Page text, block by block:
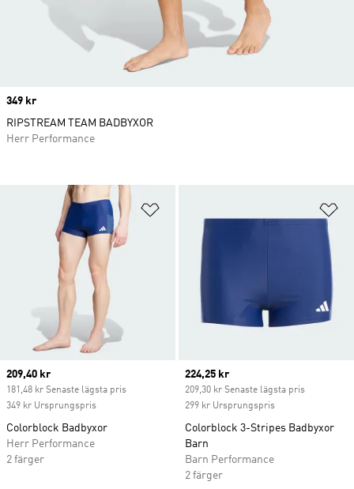
Current price
209,40 kr
181,48 kr Senaste lägsta pris
349 kr Ursprungspris
Colorblock Badbyxor
Herr Performance
2 färger
Current price
224,25 kr
209,30 kr Senaste lägsta pris
299 kr Ursprungspris
Colorblock 3-Stripes Badbyxor
Barn
Barn Performance
2 färger
Price
349 kr
RIPSTREAM TEAM BADBYXOR
Herr Performance